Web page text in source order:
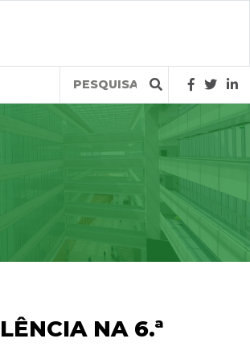
Query
NA 6.ª